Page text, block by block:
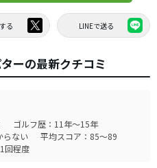
る LINEで送る
ーの最新クチコミ
ゴルフ歴：11年～15年
らない
平均スコア：85～89
回程度